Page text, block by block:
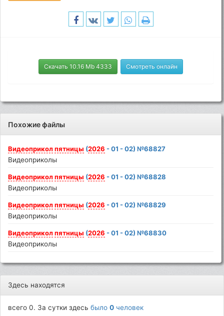
Скачать 10.16 Mb 4333 Смотреть онлайн
Похожие файлы
Видеоприкол пятницы (2026 - 01 - 02) №68827
Видеоприколы
Видеоприкол пятницы (2026 - 01 - 02) №68828
Видеоприколы
Видеоприкол пятницы (2026 - 01 - 02) №68829
Видеоприколы
Видеоприкол пятницы (2026 - 01 - 02) №68830
Видеоприколы
Здесь находятся
всего 0. За сутки здесьбыло0 человек